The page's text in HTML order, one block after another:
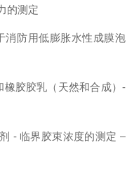
的测定
消防用低膨胀水性成膜泡
橡胶胶乳（天然和合成）-
- 临界胶束浓度的测定 –